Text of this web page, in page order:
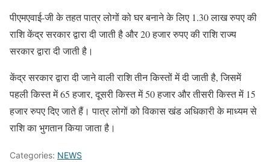
पीएमएवाई-जी के तहत पात्र लोगों को घर बनाने के लिए 1.30 लाख रुपए की
राशि केंद्र सरकार द्वारा दी जाती है और 20 हजार रुपए की राशि राज्य
सरकार द्वारा दी जाती है।
केंद्र सरकार द्वारा दी जाने वाली राशि तीन किस्तों में दी जाती है, जिसमें
पहली किस्त में 65 हजार, दूसरी किस्त में 50 हजार और तीसरी किस्त में 15
हजार रुपए दिए जाते हैं। पात्र लोगों को विकास खंड अधिकारी के माध्यम से
राशि का भुगतान किया जाता है।
Categories: NEWS